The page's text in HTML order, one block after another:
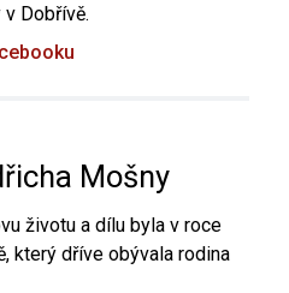
Dobřívě.
Mošny
životu a dílu byla v roce
který dříve obývala rodina